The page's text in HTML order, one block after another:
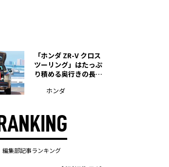
「ホンダ ZR-V クロス
ツーリング」はたっぷ
り積める奥行きの長い
ホンダ
RANKING
編集部記事ランキング